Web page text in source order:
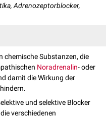
Adrenozeptorblocker,
chemische Substanzen, die
Noradrenalin- oder
damit die Wirkung der
und selektive Blocker
verschiedenen